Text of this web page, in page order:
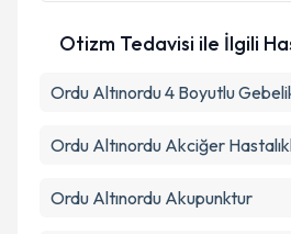
Otizm Tedavisi ile İlgili
Ordu Altınordu 4 Boyutlu
Ordu Altınordu Akciğer
Ordu Altınordu Akupunktur